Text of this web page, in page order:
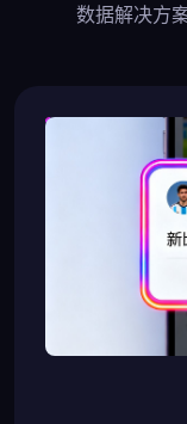
数据解决方